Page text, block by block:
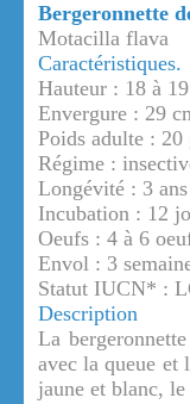
Bergeronnette
Motacilla flava
Caractéristiques.
Hauteur : 18 à
Envergure : 29
Poids adulte : 20
Régime :
Longévité : 3 ans
Incubation : 12
Oeufs : 4 à 6
Envol : 3
Statut IUCN* :
Description
La
avec la queue et
jaune et blanc, le